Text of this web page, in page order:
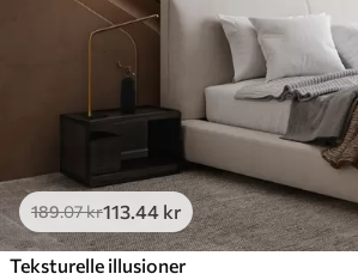
189.07kr113 .44 kr
Teksturelle illusioner